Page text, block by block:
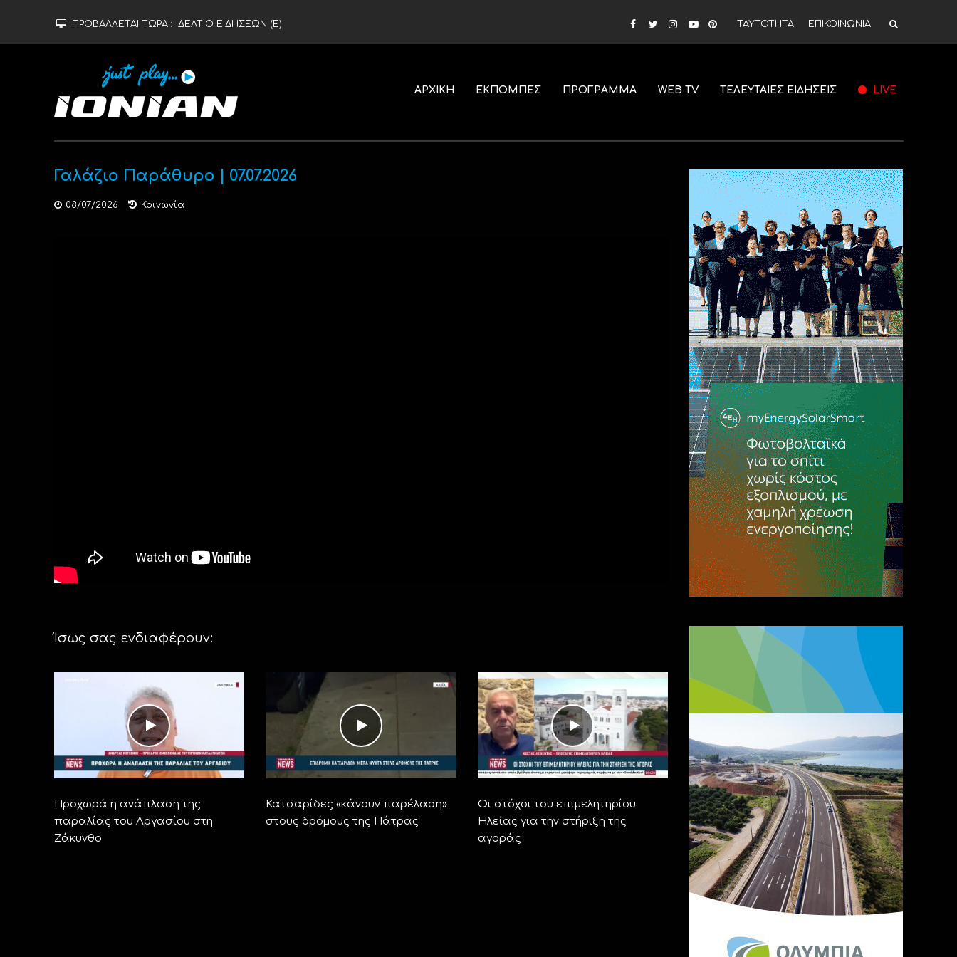
ΠΡΟΒΑΛΛΕΤΑΙ ΤΩΡΑ : ΔΕΛΤΙΟ ΕΙΔΗΣΕΩΝ (Ε) ΤΑΥΤΟΤΗΤΑ ΕΠΙΚΟΙΝΩΝΙΑ
ΑΡΧΙΚΗ ΕΚΠΟΜΠΕΣ ΠΡΟΓΡΑΜΜΑ WEB TV ΤΕΛΕΥΤΑΙΕΣ ΕΙΔΗΣΕΙΣ LIVE
Γαλάζιο Παράθυρο | 07.07.2026
08/07/2026 Κοινωνία
Ίσως σας ενδιαφέρουν:
Προχωρά η ανάπλαση της
παραλίας του Αργασίου στη
Ζάκυνθο
Κατσαρίδες «κάνουν παρέλαση»
στους δρόμους της Πάτρας
Οι στόχοι του επιμελητηρίου
Ηλείας για την στήριξη της
αγοράς